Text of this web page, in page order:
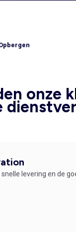
onze
snelle levering en de